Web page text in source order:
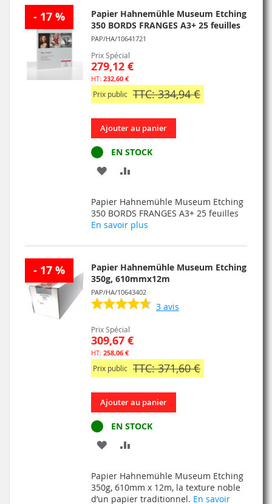
- 17 %
Papier Hahnemühle Museum Etching
350 BORDS FRANGES A3+ 25 feuilles
PAP/HA/10641721
Prix Spécial
279,12 €
232,60 €
Prix public TTC: 334,94 €
Ajouter au panier
EN STOCK
AJOUTER
MA
COMPARATEUR
Papier Hahnemühle Museum Etching
350 BORDS FRANGES A3+ 25 feuilles
En savoir plus
- 17 %
Papier Hahnemühle Museum Etching
350g, 610mmx12m
PAP/HA/10643402
3 avis
Prix Spécial
309,67 €
258,06 €
Prix public TTC: 371,60 €
Ajouter au panier
EN STOCK
AJOUTER
MA
COMPARATEUR
Papier Hahnemühle Museum Etching
350g, 610mm x 12m, la texture noble
d’un papier traditionnel. En savoir